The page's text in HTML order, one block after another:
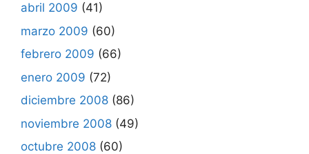
abril 2009 (41)
marzo 2009 (60)
febrero 2009 (66)
enero 2009 (72)
diciembre 2008 (86)
noviembre 2008 (49)
octubre 2008 (60)